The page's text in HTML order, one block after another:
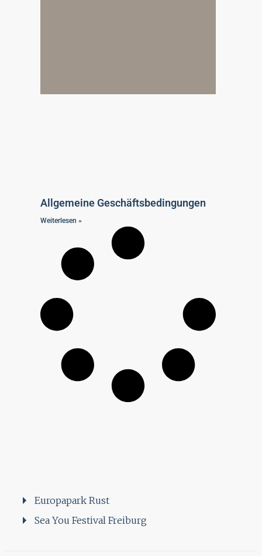
Allgemeine Geschäftsbedingungen
Weiterlesen »
Europapark Rust
Sea You Festival Freiburg